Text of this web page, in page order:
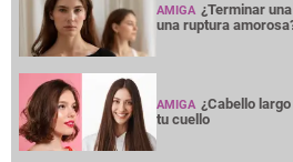
AMIGA ¿Terminar
una ruptura
AMIGA ¿Cabello
tu cuello